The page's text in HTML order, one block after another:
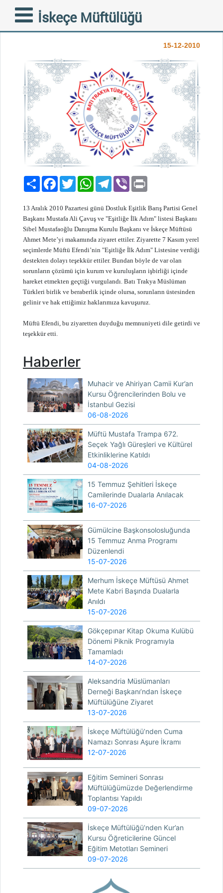
İskeçe Müftülüğü
DEB Partisinin Müftülüğü
Ziyareti
15-12-2010
PaylaşFacebook
TwitterWhatsAppTelegram
Viber
13 Aralık 2010 Pazartesi günü Dostluk Eşitlik Barış Partisi Genel
Başkanı Mustafa Ali Çavuş ve "Eşitliğe İlk Adım" listesi Başkanı
Sibel Mustafaoğlu Danışma Kurulu Başkanı ve İskeçe Müftüsü
Ahmet Mete’yi makamında ziyaret ettiler. Ziyarette 7 Kasım yerel
seçimlerde Müftü Efendi’nin "Eşitliğe İlk Adım" Listesine verdiği
destekten dolayı teşekkür ettiler. Bundan böyle de var olan
sorunların çözümü için kurum ve kuruluşların işbirliği içinde
hareket etmekten geçtiği vurgulandı. Batı Trakya Müslüman
Türkleri birlik ve beraberlik içinde olursa, sorunların üstesinden
gelinir ve hak ettiğimiz haklarımıza kavuşuruz.
Müftü Efendi, bu ziyaretten duyduğu memnuniyeti dile getirdi ve
teşekkür etti.
Haberler
Muhacir ve Ahiriyan Camii Kur’an
Kursu Öğrencilerinden Bolu ve
İstanbul Gezisi
06-08-2026
Müftü Mustafa Trampa 672.
Seçek Yağlı Güreşleri ve Kültürel
Etkinliklerine Katıldı
04-08-2026
15 Temmuz Şehitleri İskeçe
Camilerinde Dualarla Anılacak
16-07-2026
Gümülcine Başkonsolosluğunda
15 Temmuz Anma Programı
Düzenlendi
15-07-2026
Merhum İskeçe Müftüsü Ahmet
Mete Kabri Başında Dualarla
Anıldı
15-07-2026
Gökçepınar Kitap Okuma Kulübü
Dönemi Piknik Programıyla
Tamamladı
14-07-2026
Aleksandria Müslümanları
Derneği Başkanı’ndan İskeçe
Müftülüğüne Ziyaret
13-07-2026
İskeçe Müftülüğü’nden Cuma
Namazı Sonrası Aşure İkramı
12-07-2026
Eğitim Semineri Sonrası
Müftülüğümüzde Değerlendirme
Toplantısı Yapıldı
09-07-2026
İskeçe Müftülüğü’nden Kur’an
Kursu Öğreticilerine Güncel
Eğitim Metotları Semineri
09-07-2026